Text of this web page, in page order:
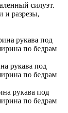
силуэт.
и разрезы,
рукава под
по бедрам
рукава под
по бедрам
рукава под
по бедрам